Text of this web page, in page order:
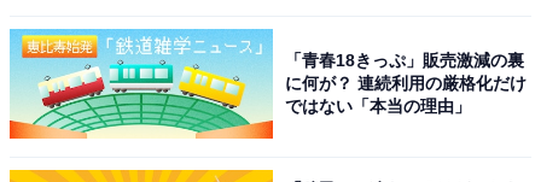
「青春18きっぷ」販売激減の裏
に何が？ 連続利用の厳格化だけ
ではない「本当の理由」